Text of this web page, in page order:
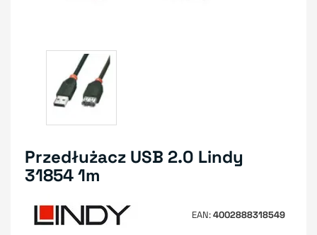
Przedłużacz USB 2.0 Lindy
31854 1m
EAN 4002888318549